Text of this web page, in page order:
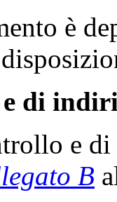
è
di
e di
B